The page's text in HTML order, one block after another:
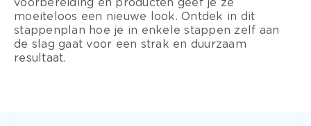
moeiteloos een nieuwe look. Ontdek in dit
stappenplan hoe je in enkele stappen zelf aan
de slag gaat voor een strak en duurzaam
resultaat.